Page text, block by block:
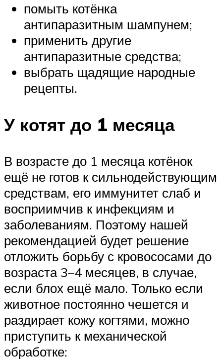
помыть котёнка
антипаразитным шампунем;
применить другие
антипаразитные средства;
выбрать щадящие народные
рецепты.
У котят до 1 месяца
В возрасте до 1 месяца котёнок
ещё не готов к сильнодействующим
средствам, его иммунитет слаб и
восприимчив к инфекциям и
заболеваниям. Поэтому нашей
рекомендацией будет решение
отложить борьбу с кровососами до
возраста 3–4 месяцев, в случае,
если блох ещё мало. Только если
животное постоянно чешется и
раздирает кожу когтями, можно
приступить к механической
обработке: